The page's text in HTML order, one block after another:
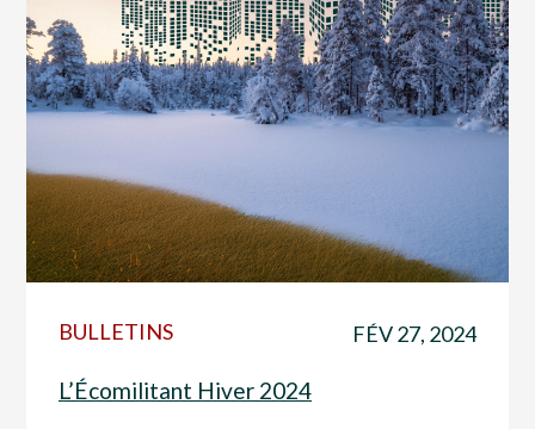
BULLETINS FÉV 27, 2024
L’Écomilitant Hiver 2024